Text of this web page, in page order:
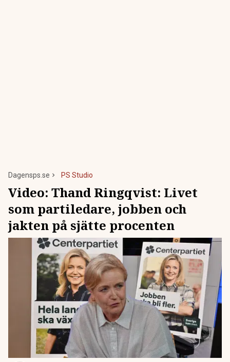
Dagensps.se PS Studio
Video: Thand Ringqvist: Livet
som partiledare, jobben och
jakten på sjätte procenten